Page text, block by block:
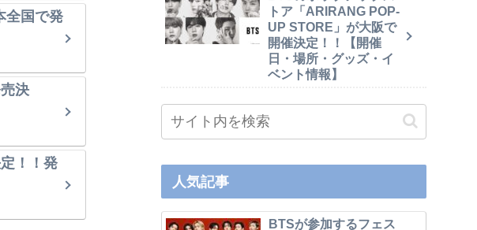
全国で発
決
！！発
トア「ARIRANG POP-
UP STORE」が大阪で
開催決定！！【開催
日・場所・グッズ・イ
ベント情報】
人気記事
BTSが参加するフェス